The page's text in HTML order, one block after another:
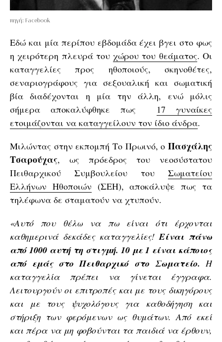
πηγή: Facebook
Εδώ και μία περίπου εβδομάδα έχει βγει στο φως
η χειρότερη πλευρά τουχώρου του θεάματος. Οι
καταγγελίες προς ηθοποιούς, σκηνοθέτες,
σεναριογράφους για σεξουαλική και σωματική
βία διαδέχονται η μία την άλλη, ενώ μόλις
σήμερα αποκαλύφθηκε πως 17 γυναίκες
ετοιμάζονται να καταγγείλουν τον ίδιο άνδρα.
Μιλώντας στην εκπομπή Το Πρωινό, ο Πασχάλης
Τσαρούχας, ως πρόεδρος του νεοσύστατου
Πειθαρχικού Συμβουλείου του Σωματείου
Ελλήνων Ηθοποιών (ΣΕΗ), αποκάλυψε πως τα
τηλέφωνα δε σταματούν να χτυπούν.
«Αυτό που θέλω να πω είναι ότι έρχονται
καθημερινά δεκάδες καταγγελίες!Είναι πάνω
από 1000 αυτή τη στιγμή. 10 με 1 είναι κάποιος
από εμάς στο Πειθαρχικό στο Σωματείο. Η
καταγγελία πρέπει να γίνεται έγγραφα.
Λειτουργούν οι επιτροπές και με τους δικηγόρους
και με τους ψυχολόγους για καθοδήγηση και
στήριξη των φερόμενων ως θυμάτων. Από εκεί
και πέρα να μη φοβούνται τα παιδιά να έρθουν,